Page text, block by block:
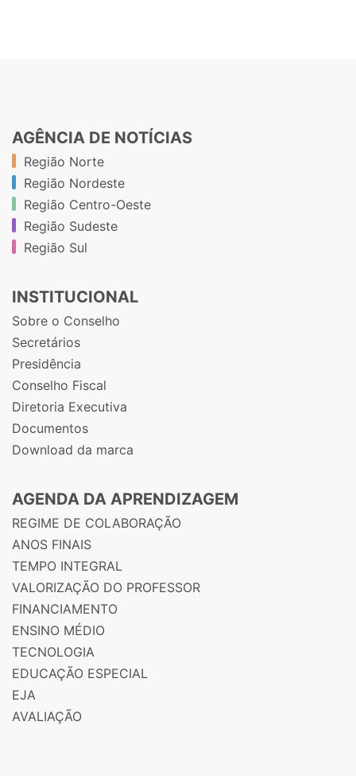
AGÊNCIA DE NOTÍCIAS
Região Norte
Região Nordeste
Região Centro-Oeste
Região Sudeste
Região Sul
INSTITUCIONAL
Sobre o Conselho
Secretários
Presidência
Conselho Fiscal
Diretoria Executiva
Documentos
Download da marca
AGENDA DA APRENDIZAGEM
REGIME DE COLABORAÇÃO
ANOS FINAIS
TEMPO INTEGRAL
VALORIZAÇÃO DO PROFESSOR
FINANCIAMENTO
ENSINO MÉDIO
TECNOLOGIA
EDUCAÇÃO ESPECIAL
EJA
AVALIAÇÃO